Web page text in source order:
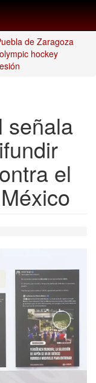
de Zaragoza
olympic hockey
señala
el